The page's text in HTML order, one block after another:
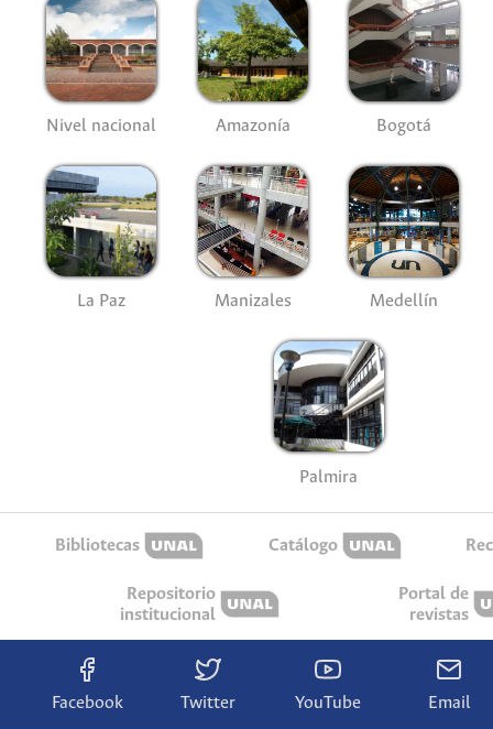
Nivel nacional Amazonía Bogotá
La Paz Manizales Medellín
Palmira
Bibliotecas Catálogo
Repositorio
institucional
Portal de
revistas
Facebook Twitter YouTube Email